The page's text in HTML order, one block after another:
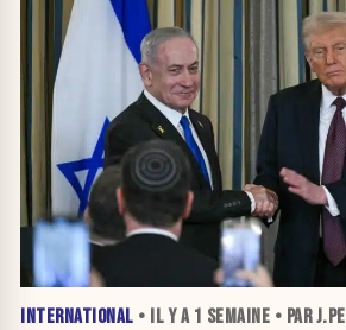
INTERNATIONAL • IL Y A 1 SEMAINE • PAR J.PE